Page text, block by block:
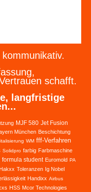
schafft.
langfristige
MJF 580 Jet Fusion
München Beschichtung
WM fff-Verfahren
Solidpro farbig Farbmaschine
formula student Euromold PA
Hakxx Toleranzen Ig Nobel
Handixx Airbus
HSS Mcor Technologies